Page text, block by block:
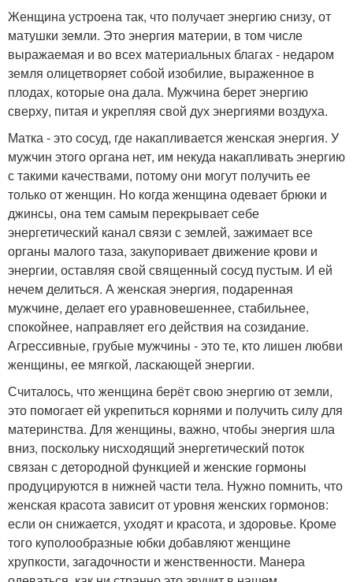
Женщина устроена так, что получает энергию снизу, от
матушки земли. Это энергия материи, в том числе
выражаемая и во всех материальных благах - недаром
земля олицетворяет собой изобилие, выраженное в
плодах, которые она дала. Мужчина берет энергию
сверху, питая и укрепляя свой дух энергиями воздуха.
Матка - это сосуд, где накапливается женская энергия. У
мужчин этого органа нет, им некуда накапливать энергию
с такими качествами, потому они могут получить ее
только от женщин. Но когда женщина одевает брюки и
джинсы, она тем самым перекрывает себе
энергетический канал связи с землей, зажимает все
органы малого таза, закупоривает движение крови и
энергии, оставляя свой священный сосуд пустым. И ей
нечем делиться. А женская энергия, подаренная
мужчине, делает его уравновешеннее, стабильнее,
спокойнее, направляет его действия на созидание.
Агрессивные, грубые мужчины - это те, кто лишен любви
женщины, ее мягкой, ласкающей энергии.
Считалось, что женщина берёт свою энергию от земли,
это помогает ей укрепиться корнями и получить силу для
материнства. Для женщины, важно, чтобы энергия шла
вниз, поскольку нисходящий энергетический поток
связан с детородной функцией и женские гормоны
продуцируются в нижней части тела. Нужно помнить, что
женская красота зависит от уровня женских гормонов:
если он снижается, уходят и красота, и здоровье. Кроме
того куполообразные юбки добавляют женщине
хрупкости, загадочности и женственности. Манера